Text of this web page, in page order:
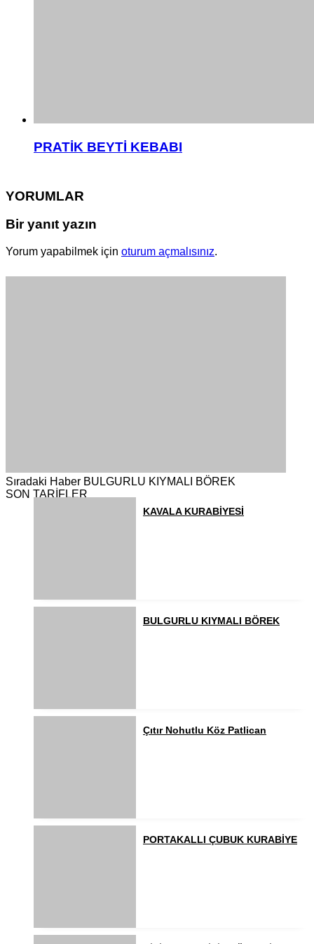
PRATİK BEYTİ KEBABI
YORUMLAR
Bir yanıt yazın
Yorum yapabilmek için oturum açmalısınız.
Sıradaki Haber BULGURLU KIYMALI BÖREK
SON TARİFLER
KAVALA KURABİYESİ
BULGURLU KIYMALI BÖREK
Çıtır Nohutlu Köz Patlican
PORTAKALLI ÇUBUK KURABİYE